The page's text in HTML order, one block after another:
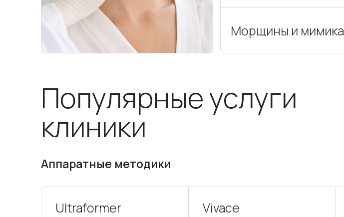
Морщины и мимика
Популярные услуги
клиники
Аппаратные методики
Ultraformer Vivace